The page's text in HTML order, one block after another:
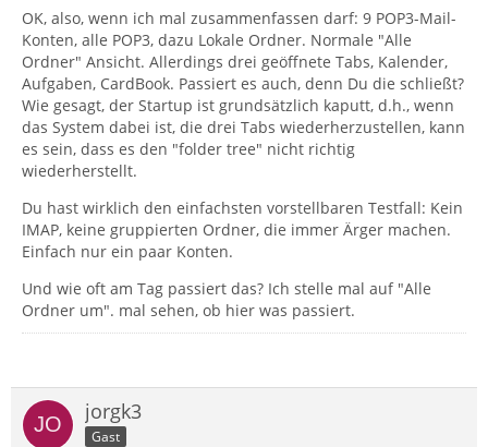
OK, also, wenn ich mal zusammenfassen darf: 9 POP3-Mail-
Konten, alle POP3, dazu Lokale Ordner. Normale "Alle
Ordner" Ansicht. Allerdings drei geöffnete Tabs, Kalender,
Aufgaben, CardBook. Passiert es auch, denn Du die schließt?
Wie gesagt, der Startup ist grundsätzlich kaputt, d.h., wenn
das System dabei ist, die drei Tabs wiederherzustellen, kann
es sein, dass es den "folder tree" nicht richtig
wiederherstellt.
Du hast wirklich den einfachsten vorstellbaren Testfall: Kein
IMAP, keine gruppierten Ordner, die immer Ärger machen.
Einfach nur ein paar Konten.
Und wie oft am Tag passiert das? Ich stelle mal auf "Alle
Ordner um". mal sehen, ob hier was passiert.
jorgk3
Gast